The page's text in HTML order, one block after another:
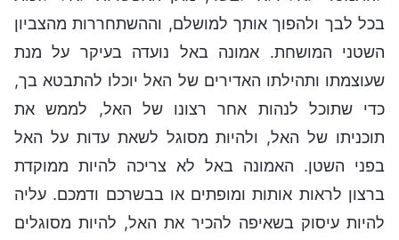
בכל לבך ולהפוך אותך למושלם, וההשתחררות מהצביון
השטני המושחת. אמונה באל נועדה בעיקר על מנת
שעוצמתו ותהילתו האדירים של האל יוכלו להתבטא בך,
כדי שתוכל לנהות אחר רצונו של האל, לממש את
תוכניתו של האל, ולהיות מסוגל לשאת עדות על האל
בפני השטן. האמונה באל לא צריכה להיות ממוקדת
ברצון לראות אותות ומופתים או בבשרכם ודמכם. עליה
להיות עיסוק בשאיפה להכיר את האל, להיות מסוגלים